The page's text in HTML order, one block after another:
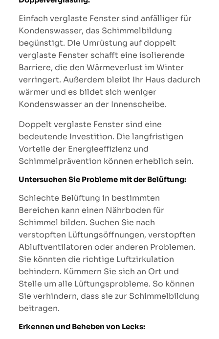
Einfach verglaste Fenster sind anfälliger für
Kondenswasser, das Schimmelbildung
begünstigt. Die Umrüstung auf doppelt
verglaste Fenster schafft eine isolierende
Barriere, die den Wärmeverlust im Winter
verringert. Außerdem bleibt Ihr Haus dadurch
wärmer und es bildet sich weniger
Kondenswasser an der Innenscheibe.
Doppelt verglaste Fenster sind eine
bedeutende Investition. Die langfristigen
Vorteile der Energieeffizienz und
Schimmelprävention können erheblich sein.
Untersuchen Sie Probleme mit der Belüftung:
Schlechte Belüftung in bestimmten
Bereichen kann einen Nährboden für
Schimmel bilden. Suchen Sie nach
verstopften Lüftungsöffnungen, verstopften
Abluftventilatoren oder anderen Problemen.
Sie könnten die richtige Luftzirkulation
behindern. Kümmern Sie sich an Ort und
Stelle um alle Lüftungsprobleme. So können
Sie verhindern, dass sie zur Schimmelbildung
beitragen.
Erkennen und Beheben von Lecks: